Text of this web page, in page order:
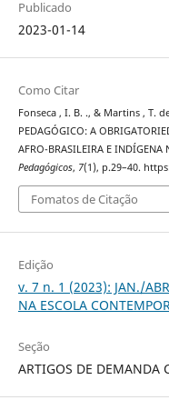
Publicado
2023-01-14
Como Citar
Fonseca , I. B. ., & Martins , T.
PEDAGÓGICO: A
AFRO-BRASILEIRA E INDÍGENA
Pedagógicos, 7(1), p.29–40.
Fomatos de Citação
Edição
v. 7 n. 1 (2023): JAN./
NA ESCOLA
Seção
ARTIGOS DE DEMANDA